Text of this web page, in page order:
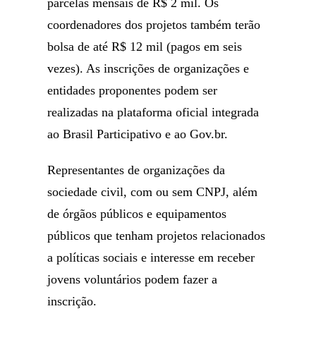
parcelas mensais de R$ 2 mil. Os
coordenadores dos projetos também terão
bolsa de até R$ 12 mil (pagos em seis
vezes). As inscrições de organizações e
entidades proponentes podem ser
realizadas na plataforma oficial integrada
ao Brasil Participativo e ao Gov.br.
Representantes de organizações da
sociedade civil, com ou sem CNPJ, além
de órgãos públicos e equipamentos
públicos que tenham projetos relacionados
a políticas sociais e interesse em receber
jovens voluntários podem fazer a
inscrição.